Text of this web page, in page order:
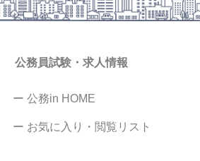
公務員試験・求人情報
ー 公務in HOME
ー お気に入り・閲覧リスト